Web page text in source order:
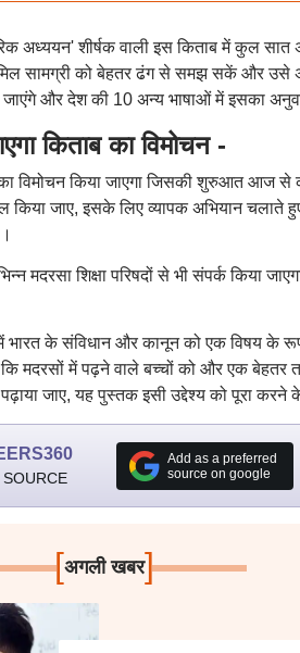
अध्ययन' शीर्षक वाली इस किताब में कुल
सामग्री को बेहतर ढंग से समझ सकें और उसे
और देश की 10 अन्य भाषाओं में इसका
किताब का विमोचन -
विमोचन किया जाएगा जिसकी शुरुआत आज से
जाए, इसके लिए व्यापक अभियान चलाते
मदरसा शिक्षा परिषदों से भी संपर्क किया
भारत के संविधान और कानून को एक विषय के
कि मदरसों में पढ़ने वाले बच्चों को और एक बेहतर
जाए, यह पुस्तक इसी उद्देश्य को पूरा करने
Add as a preferred
source on google
[अगली खबर]